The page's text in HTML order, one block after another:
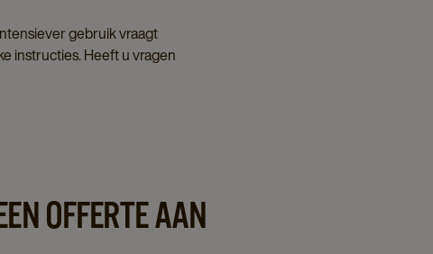
gebruik vraagt
instructies. Heeft u vragen
OFFERTE AAN